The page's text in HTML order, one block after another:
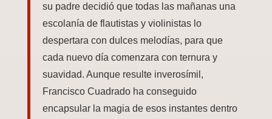
su padre decidió que todas las mañanas una
escolanía de flautistas y violinistas lo
despertara con dulces melodías, para que
cada nuevo día comenzara con ternura y
suavidad. Aunque resulte inverosímil,
Francisco Cuadrado ha conseguido
encapsular la magia de esos instantes dentro